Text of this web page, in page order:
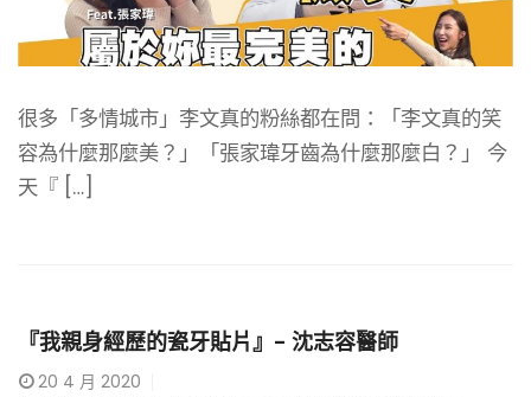
很多「多情城市」李文真的粉絲都在問：「李文真的笑
容為什麼那麼美？」「張家瑋牙齒為什麼那麼白？」 今
天『 […]
『我親身經歷的瓷牙貼片』- 沈志容醫師
20 4 月 2020